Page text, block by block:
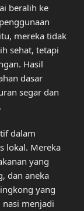
beralih ke
mereka tidak
sehat, tetapi
Hasil
dasar
segar dan
dalam
lokal. Mereka
yang
dan aneka
yang
menjadi